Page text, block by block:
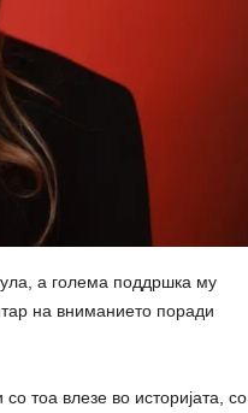
а голема поддршка му
на вниманието поради
тоа влезе во историјата, со